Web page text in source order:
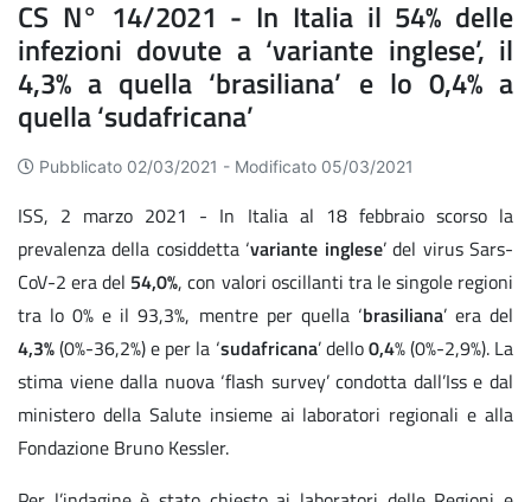
CS N° 14/2021 - In Italia il 54% delle
infezioni dovute a ‘variante inglese’, il
4,3% a quella ‘brasiliana’ e lo 0,4% a
quella ‘sudafricana’
Pubblicato 02/03/2021 - Modificato 05/03/2021
ISS, 2 marzo 2021 - In Italia al 18 febbraio scorso la
prevalenza della cosiddetta ‘variante inglese’ del virus Sars-
CoV-2 era del 54,0%, con valori oscillanti tra le singole regioni
tra lo 0% e il 93,3%, mentre per quella ‘brasiliana’ era del
4,3%(0%-36,2%) e per la ‘sudafricana’ dello0,4% (0%-2,9%). La
stima viene dalla nuova ‘flash survey’ condotta dall’Iss e dal
ministero della Salute insieme ai laboratori regionali e alla
Fondazione Bruno Kessler.